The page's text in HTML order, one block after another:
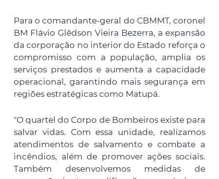
Para o comandante-geral do CBMMT, coronel
BM Flávio Glêdson Vieira Bezerra, a expansão
da corporação no interior do Estado reforça o
compromisso com a população, amplia os
serviços prestados e aumenta a capacidade
operacional, garantindo mais segurança em
regiões estratégicas como Matupá.
"O quartel do Corpo de Bombeiros existe para
salvar vidas. Com essa unidade, realizamos
atendimentos de salvamento e combate a
incêndios, além de promover ações sociais.
Também desenvolvemos medidas de